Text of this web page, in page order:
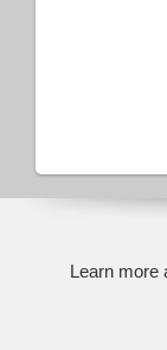
Learn more